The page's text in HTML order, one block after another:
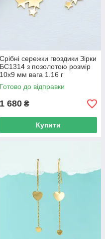
Срібні сережки гвоздики Зірки
БС1314 з позолотою розмір
10х9 мм вага 1.16 г
Готово до відправки
1 680 ₴
Купити